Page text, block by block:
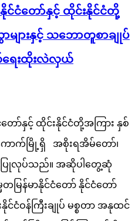
နိုင်ငံတော်နှင့် ထိုင်းနိုင်ငံတို့
များနှင့် သဘောတူစာချုပ်
ရေးထိုးလဲလှယ်
တော်နှင့် ထိုင်းနိုင်ငံတို့အကြား နှစ်
ာက်မြို့ရှိ အစိုးရအိမ်တော်၊
င်းပပြုလုပ်သည်။ အဆိုပါတွေ့ဆုံ
မြန်မာနိုင်ငံတော် နိုင်ငံတော်
င်ငံဝန်ကြီးချုပ် မစ္စတာ အနုထင်